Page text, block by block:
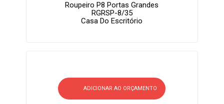
Roupeiro P8 Portas Grandes
RGRSP-8/35
Casa Do Escritório
ADICIONAR AO ORÇAMENTO